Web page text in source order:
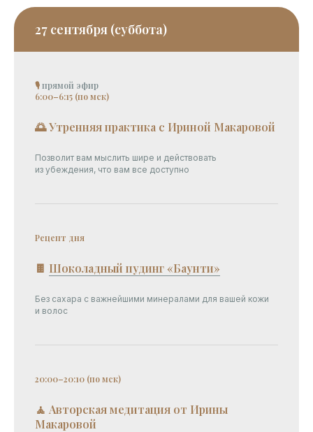
27 сентября (суббота)
🎙прямой эфир
6:00–6:15 (по мск)
🌅 Утренняя практика с Ириной Макаровой
Позволит вам мыслить шире и действовать
из убеждения, что вам все доступно
Рецепт дня
🍫 Шоколадный пудинг «Баунти»
Без сахара с важнейшими минералами для вашей кожи
и волос
20:00–20:10 (по мск)
🧘 Авторская медитация от Ирины
Макаровой